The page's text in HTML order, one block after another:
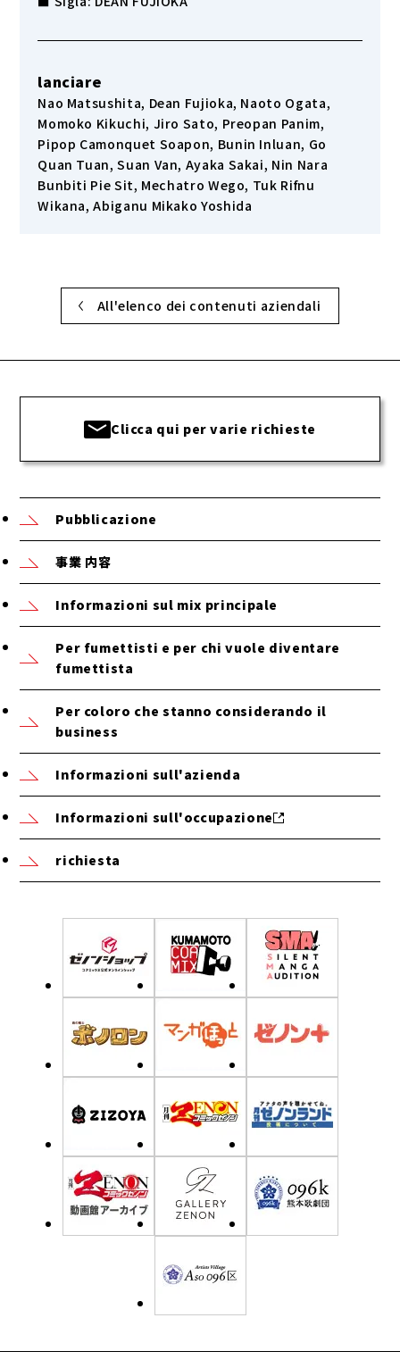
lanciare
Nao Matsushita, Dean Fujioka, Naoto Ogata,
Momoko Kikuchi, Jiro Sato, Preopan Panim,
Pipop Camonquet Soapon, Bunin Inluan, Go
Quan Tuan, Suan Van, Ayaka Sakai, Nin Nara
Bunbiti Pie Sit, Mechatro Wego, Tuk Rifnu
Wikana, Abiganu Mikako Yoshida
All'elenco dei contenuti aziendali
Clicca qui per varie richieste
Pubblicazione
事業 内容
Informazioni sul mix principale
Per fumettisti e per chi vuole diventare
fumettista
Per coloro che stanno considerando il
business
Informazioni sull'azienda
Informazioni sull'occupazione
richiesta